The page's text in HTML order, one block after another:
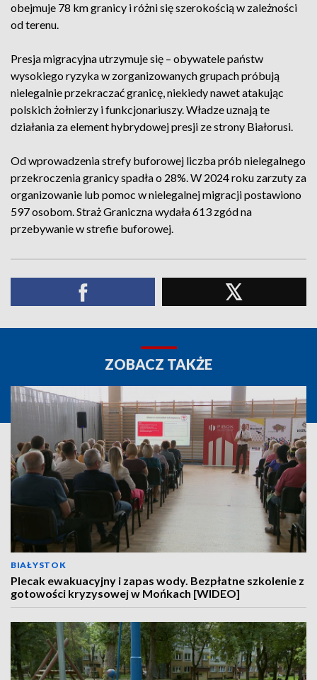
obejmuje 78 km granicy i różni się szerokością w zależności
od terenu.
Presja migracyjna utrzymuje się – obywatele państw
wysokiego ryzyka w zorganizowanych grupach próbują
nielegalnie przekraczać granicę, niekiedy nawet atakując
polskich żołnierzy i funkcjonariuszy. Władze uznają te
działania za element hybrydowej presji ze strony Białorusi.
Od wprowadzenia strefy buforowej liczba prób nielegalnego
przekroczenia granicy spadła o 28%. W 2024 roku zarzuty za
organizowanie lub pomoc w nielegalnej migracji postawiono
597 osobom. Straż Graniczna wydała 613 zgód na
przebywanie w strefie buforowej.
ZOBACZ TAKŻE
BIAŁYSTOK
Plecak ewakuacyjny i zapas wody. Bezpłatne szkolenie z
gotowości kryzysowej w Mońkach [WIDEO]